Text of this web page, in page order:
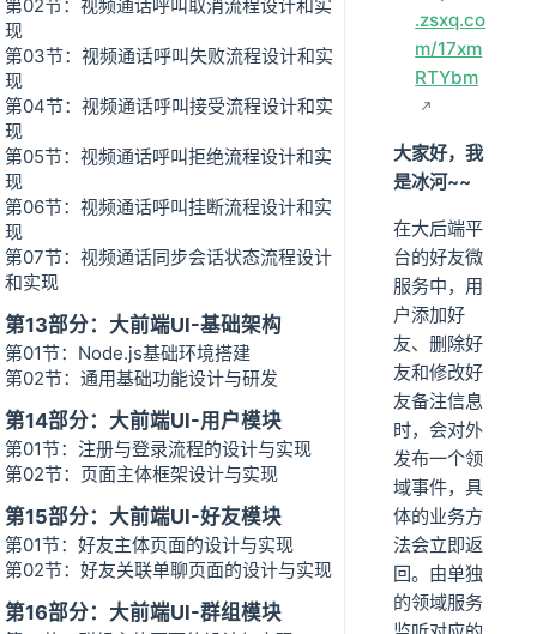
第02节：视频通话呼叫取消流程设计和实
现
第03节：视频通话呼叫失败流程设计和实
现
第04节：视频通话呼叫接受流程设计和实
现
第05节：视频通话呼叫拒绝流程设计和实
现
第06节：视频通话呼叫挂断流程设计和实
现
第07节：视频通话同步会话状态流程设计
和实现
第13部分：大前端UI-基础架构
第01节：Node.js基础环境搭建
第02节：通用基础功能设计与研发
第14部分：大前端UI-用户模块
第01节：注册与登录流程的设计与实现
第02节：页面主体框架设计与实现
第15部分：大前端UI-好友模块
第01节：好友主体页面的设计与实现
第02节：好友关联单聊页面的设计与实现
第16部分：大前端UI-群组模块
.zsxq.co
m/17xm
RTYbm
大家好，我
是冰河~~
在大后端平
台的好友微
服务中，用
户添加好
友、删除好
友和修改好
友备注信息
时，会对外
发布一个领
域事件，具
体的业务方
法会立即返
回。由单独
的领域服务